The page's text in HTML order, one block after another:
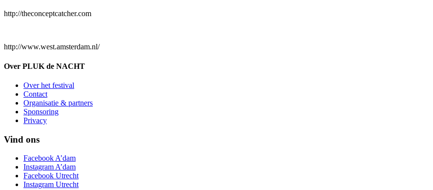
http://theconceptcatcher.com
http://www.west.amsterdam.nl/
Over PLUK de NACHT
Over het festival
Contact
Organisatie & partners
Sponsoring
Privacy
Vind ons
Facebook A’dam
Instagram A’dam
Facebook Utrecht
Instagram Utrecht